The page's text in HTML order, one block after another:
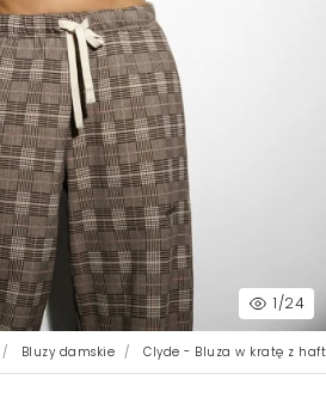
1/24
Bluzy damskie Clyde - Bluza w kratę z